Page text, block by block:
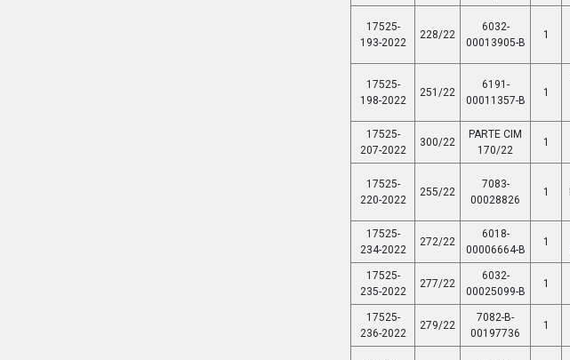
17525-
193-2022
228/22
6032-
00013905-B
1
17525-
198-2022
251/22
6191-
00011357-B
1
17525-
207-2022
300/22
PARTE CIM
170/22
1
17525-
220-2022
255/22
7083-
00028826
1
17525-
234-2022
272/22
6018-
00006664-B
1
17525-
235-2022
277/22
6032-
00025099-B
1
17525-
236-2022
279/22
7082-B-
00197736
1